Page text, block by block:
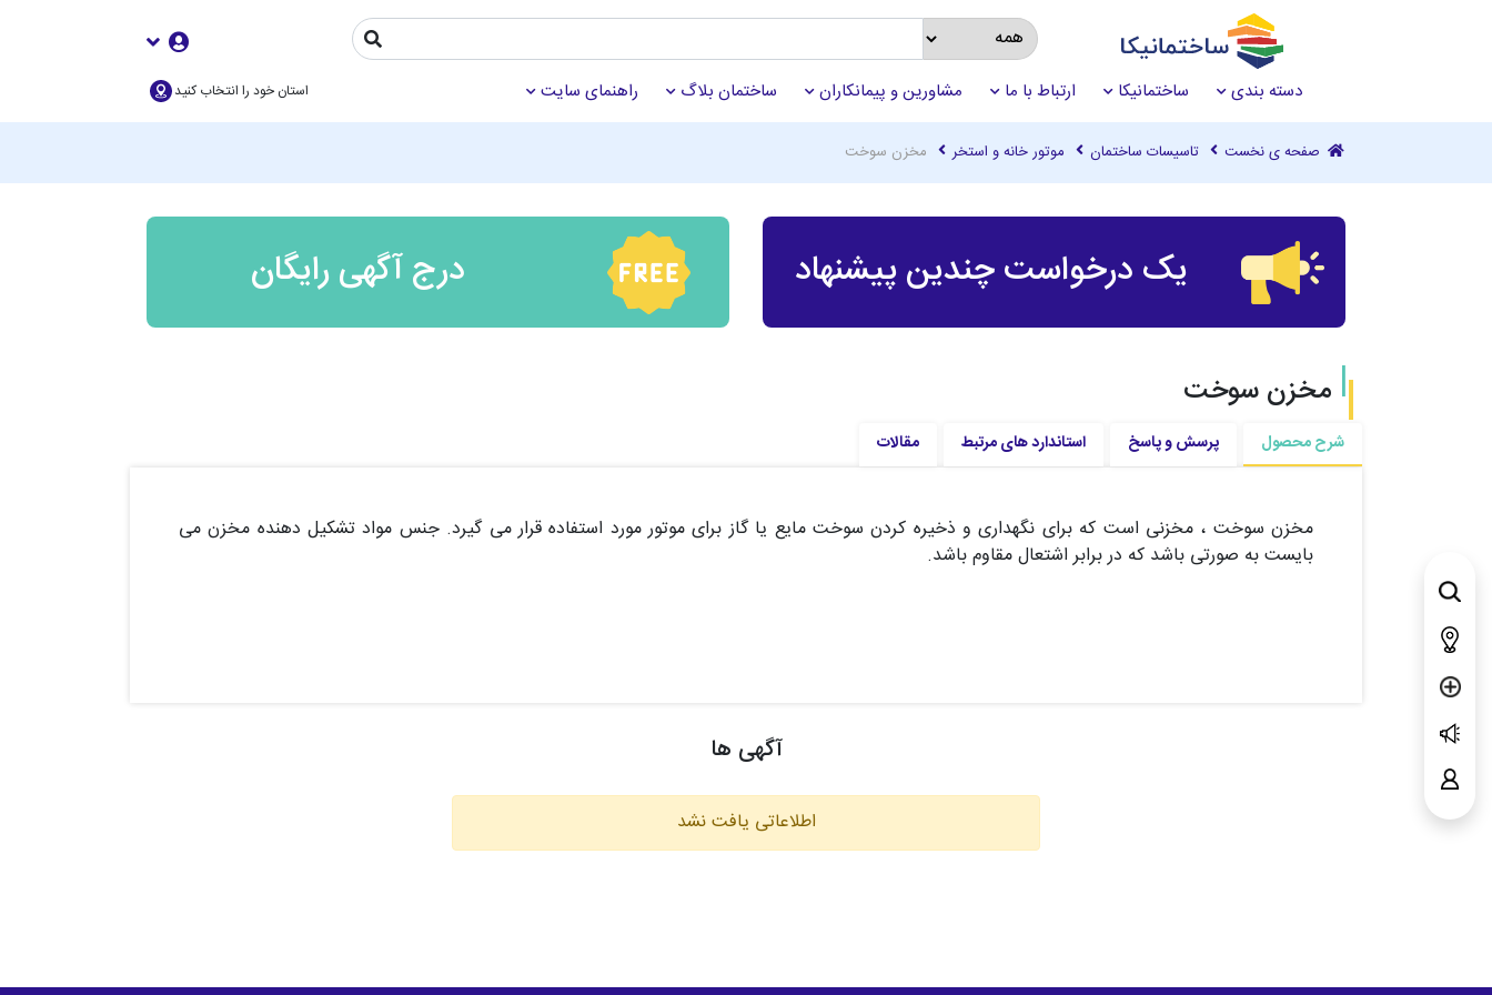
دسته بندی ساختمانیکا ارتباط با ما مشاورین و پیمانکاران ساختمان بلاگ راهنمای سایت استان خود را انتخاب کنید
صفحه ی نخست تاسیسات ساختمان موتور خانه و استخر مخزن سوخت
یک درخواست چندین پیشنهاد درج آگهی رایگان
مخزن سوخت
شرح محصول پرسش و پاسخ استاندارد های مرتبط مقالات
مخزن سوخت ، مخزنی است که برای نگهداری و ذخیره کردن سوخت مایع یا گاز برای موتور مورد استفاده قرار می گیرد. جنس مواد تشکیل دهنده مخزن می
بایست به صورتی باشد که در برابر اشتعال مقاوم باشد.
آگهی ها
اطلاعاتی یافت نشد